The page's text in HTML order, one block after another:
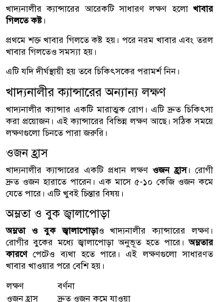
খাদ্যনালীর ক্যান্সারের আরেকটি সাধারণ লক্ষণ হলো খাবার
গিলতে কষ্ট।
প্রথমে শক্ত খাবার গিলতে কষ্ট হয়। পরে নরম খাবার এবং তরল
খাবার গিলতেও সমস্যা হয়।
এটি যদি দীর্ঘস্থায়ী হয় তবে চিকিৎসকের পরামর্শ নিন।
খাদ্যনালীর ক্যান্সারের অন্যান্য লক্ষণ
খাদ্যনালীর ক্যান্সার একটি মারাত্মক রোগ। এটি দ্রুত চিকিৎসা
করা প্রয়োজন। এই ক্যান্সারের বিভিন্ন লক্ষণ আছে। সঠিক সময়ে
লক্ষণগুলো চিনতে পারা জরুরি।
ওজন হ্রাস
খাদ্যনালীর ক্যান্সারের একটি প্রধান লক্ষণওজন হ্রাস। রোগী
দ্রুত ওজন হারাতে পারেন। এক মাসে ৫-১০ কেজি ওজন কমে
যেতে পারে। এটি খুবই চিন্তার বিষয়।
অম্লতা ও বুক জ্বালাপোড়া
অম্লতা ও বুক জ্বালাপোড়াও খাদ্যনালীর ক্যান্সারের লক্ষণ।
রোগীর বুকের মধ্যে জ্বালাপোড়া অনুভূত হতে পারে।অম্লতার
কারণেপেটেও ব্যথা হতে পারে। এই লক্ষণগুলো সাধারণত
খাবার খাওয়ার পরে বেশি হয়।
লক্ষণ
বর্ণনা
ওজন হ্রাস
দ্রুত ওজন কমে যাওয়া